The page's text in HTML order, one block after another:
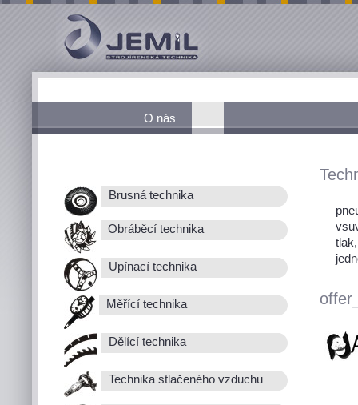
O nás
Brusná technika
Obráběcí technika
Upínací technika
Měřící technika
Dělící technika
Technika stlačeného vzduchu